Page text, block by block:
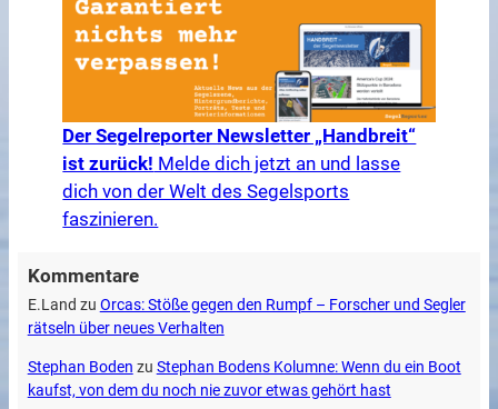
Der Segelreporter Newsletter „Handbreit“
ist zurück! Melde dich jetzt an und lasse
dich von der Welt des Segelsports
faszinieren.
Kommentare
E.Land zu Orcas: Stöße gegen den Rumpf – Forscher und Segler
rätseln über neues Verhalten
Stephan Boden zu Stephan Bodens Kolumne: Wenn du ein Boot
kaufst, von dem du noch nie zuvor etwas gehört hast